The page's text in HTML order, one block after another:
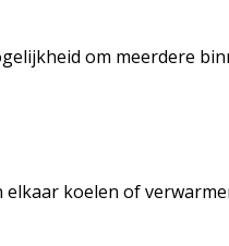
om meerdere
koelen of